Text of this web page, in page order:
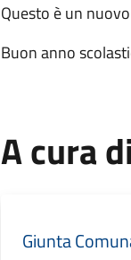
Questo è un
Buon anno
A cura di
Giunta